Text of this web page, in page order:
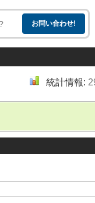
統計情報: